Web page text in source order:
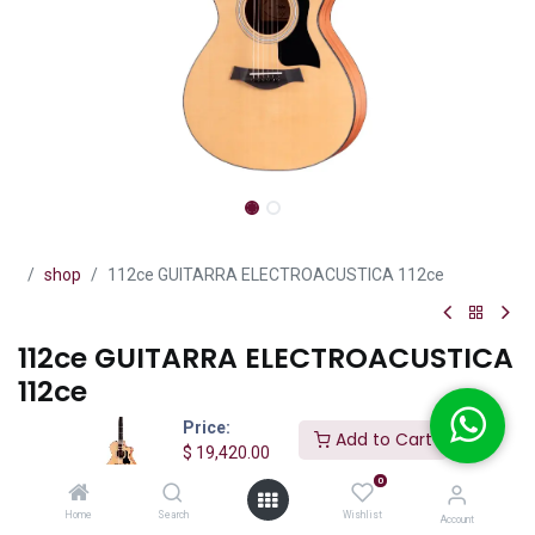
Price:
$ 19,420.00
Add to Cart
Home Search
0
Wishlist Account
shop 112ce GUITARRA ELECTROACUSTICA 112ce
112ce GUITARRA ELECTROACUSTICA
112ce
(0 reseña)
19,420.00